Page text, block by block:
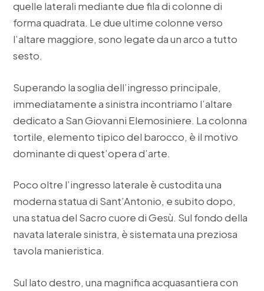
quelle laterali mediante due fila di colonne di
forma quadrata. Le due ultime colonne verso
l’altare maggiore, sono legate da un arco a tutto
sesto.
Superando la soglia dell’ingresso principale,
immediatamente a sinistra incontriamo l’altare
dedicato a San Giovanni Elemosiniere. La colonna
tortile, elemento tipico del barocco, è il motivo
dominante di quest’opera d’arte.
Poco oltre l’ingresso laterale è custodita una
moderna statua di Sant’Antonio, e subito dopo,
una statua del Sacro cuore di Gesù. Sul fondo della
navata laterale sinistra, è sistemata una preziosa
tavola manieristica.
Sul lato destro, una magnifica acquasantiera con